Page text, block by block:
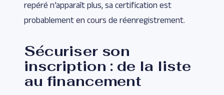
repéré n’apparaît plus, sa certification est
probablement en cours de réenregistrement.
Sécuriser son
inscription : de la liste
au financement